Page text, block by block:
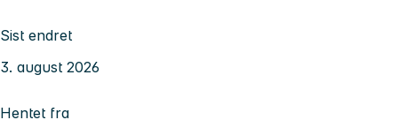
Sist endret
3. august 2026
Hentet fra